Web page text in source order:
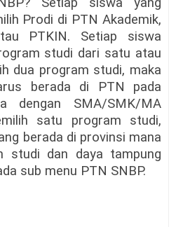
Prodi di PTN Akademik,
PTKIN. Setiap siswa
studi dari satu atau
dua program studi, maka
berada di PTN pada
dengan SMA/SMK/MA
satu program studi,
berada di provinsi mana
studi dan daya tampung
sub menu PTN SNBP.